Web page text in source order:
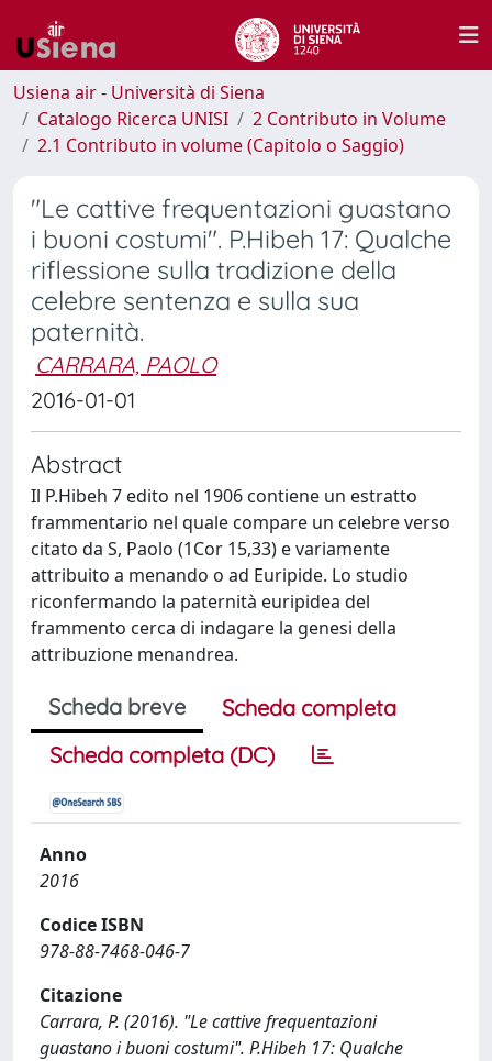
Usiena air - Università di Siena
Catalogo Ricerca UNISI
2 Contributo in Volume
2.1 Contributo in volume (Capitolo o Saggio)
"Le cattive frequentazioni guastano
i buoni costumi". P.Hibeh 17: Qualche
riflessione sulla tradizione della
celebre sentenza e sulla sua
paternità.
CARRARA, PAOLO
2016-01-01
Abstract
Il P.Hibeh 7 edito nel 1906 contiene un estratto
frammentario nel quale compare un celebre verso
citato da S, Paolo (1Cor 15,33) e variamente
attribuito a menando o ad Euripide. Lo studio
riconfermando la paternità euripidea del
frammento cerca di indagare la genesi della
attribuzione menandrea.
Scheda breve
Scheda completa
Scheda completa (DC)
Anno
2016
Codice ISBN
978-88-7468-046-7
Citazione
Carrara, P. (2016). "Le cattive frequentazioni
guastano i buoni costumi". P.Hibeh 17: Qualche